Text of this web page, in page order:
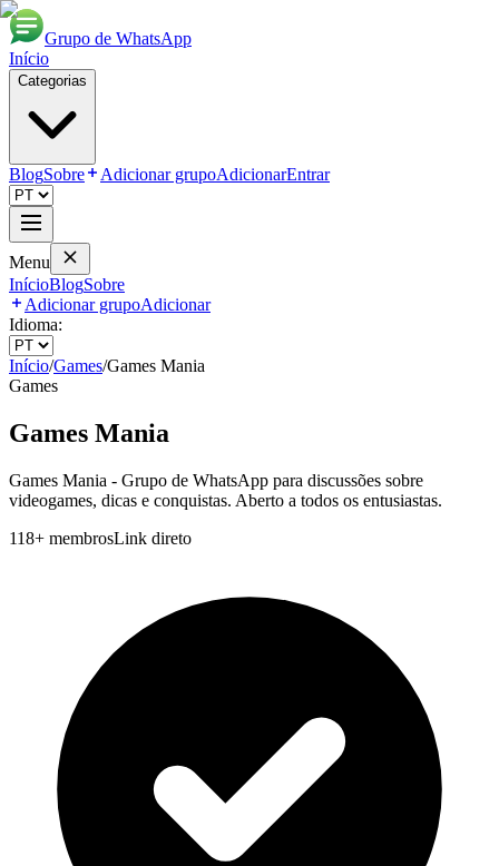
Grupo de WhatsApp
Início
Categorias
BlogSobre Adicionar grupoAdicionarEntrar
Menu
InícioBlogSobre
Adicionar grupoAdicionar
Idioma:
Início/Games/Games Mania
Games
Games Mania
Games Mania - Grupo de WhatsApp para discussões sobre
videogames, dicas e conquistas. Aberto a todos os entusiastas.
118+ membrosLink direto